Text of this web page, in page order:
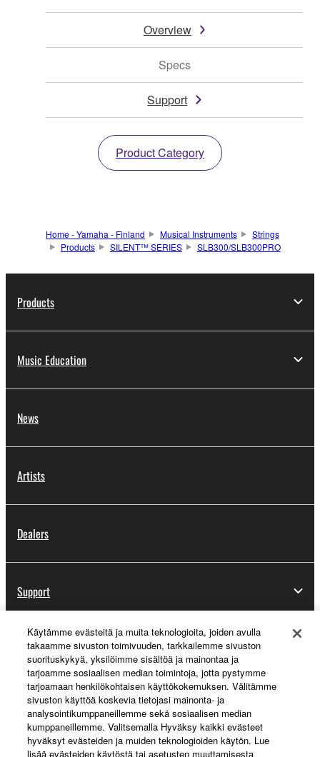
Overview
Specs
Support
Product Category
Home - Yamaha - Finland Musical Instruments
Strings
Products
SILENT™ SERIES SLB300/SLB300PRO
Products
Music Education
News
Artists
Dealers
Support
Yamaha Music ID Registration
About Yamaha
Käytämme evästeitä ja muita teknologioita, joiden avulla
takaamme sivuston toimivuuden, tarkkailemme sivuston
suorituskykyä, yksilöimme sisältöä ja mainontaa ja
tarjoamme sosiaalisen median toimintoja, jotta pystymme
tarjoamaan henkilökohtaisen käyttökokemuksen. Välitämme
sivuston käyttöä koskevia tietojasi mainonta- ja
analysointikumppaneillemme sekä sosiaalisen median
kumppaneillemme. Valitsemalla Hyväksy kaikki evästeet
hyväksyt evästeiden ja muiden teknologioiden käytön. Lue
lisää evästeiden käytöstä tai asetusten muuttamisesta